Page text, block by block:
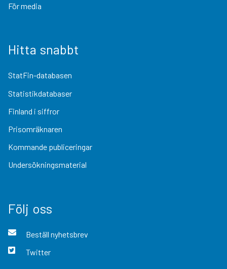
För media
Hitta snabbt
StatFin-databasen
Statistikdatabaser
Finland i siffror
Prisomräknaren
Kommande publiceringar
Undersökningsmaterial
Följ oss
Beställ nyhetsbrev
Twitter